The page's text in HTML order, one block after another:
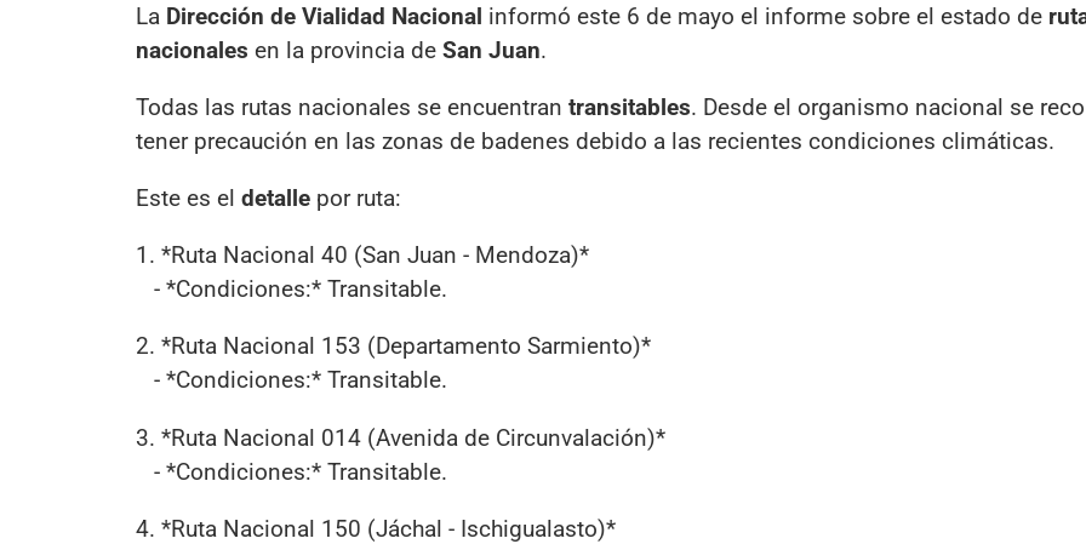
La Dirección de Vialidad Nacional informó este 6 de mayo el informe sobre el estado de
nacionales en la provincia de San Juan.
Todas las rutas nacionales se encuentran transitables. Desde el organismo nacional se
tener precaución en las zonas de badenes debido a las recientes condiciones climáticas.
Este es el detalle por ruta:
1. *Ruta Nacional 40 (San Juan - Mendoza)*
- *Condiciones:* Transitable.
2. *Ruta Nacional 153 (Departamento Sarmiento)*
- *Condiciones:* Transitable.
3. *Ruta Nacional 014 (Avenida de Circunvalación)*
- *Condiciones:* Transitable.
4. *Ruta Nacional 150 (Jáchal - Ischigualasto)*